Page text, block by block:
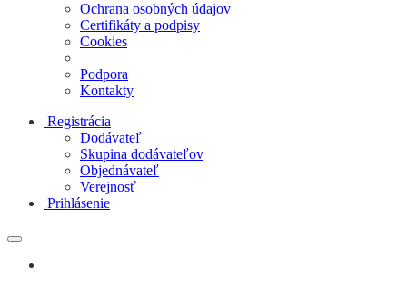
Ochrana osobných údajov
Certifikáty a podpisy
Cookies
Podpora
Kontakty
Registrácia
Dodávateľ
Skupina dodávateľov
Objednávateľ
Verejnosť
Prihlásenie